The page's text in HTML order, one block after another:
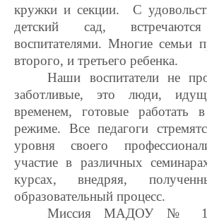
кружки и секции. С
детский сад,
воспитателями. Многие семьи
второго, и третьего ребенка.
Наши воспитатели не
заботливые, это люди,
временем, готовые работать
режиме. Все педагоги
уровня своего
участие в различных
курсах, внедряя,
образовательный процесс.
Миссия МАДОУ № 1